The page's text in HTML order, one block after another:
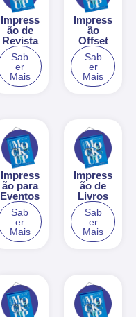
Impress
ão de
Revista
Sab
er
Mais
Impress
ão
Offset
Sab
er
Mais
Impress
ão para
Eventos
Sab
er
Mais
Impress
ão de
Livros
Sab
er
Mais